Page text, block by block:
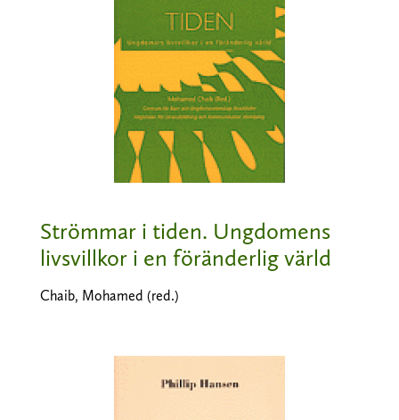
Strömmar i tiden. Ungdomens
livsvillkor i en föränderlig värld
Chaib, Mohamed (red.)